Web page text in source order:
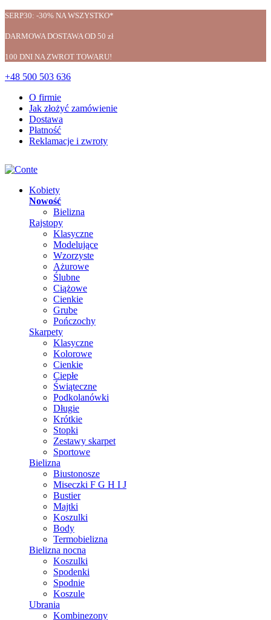
SERP30: -30% NA WSZYSTKO*
DARMOWA DOSTAWA OD 50 zł
100 DNI NA ZWROT TOWARU!
+48 500 503 636
O firmie
Jak złożyć zamówienie
Dostawa
Płatność
Reklamacje i zwroty
Kobiety
Nowość
Bielizna
Rajstopy
Klasyczne
Modelujące
Wzorzyste
Ażurowe
Ślubne
Ciążowe
Cienkie
Grube
Pończochy
Skarpety
Klasyczne
Kolorowe
Cienkie
Ciepłe
Świąteczne
Podkolanówki
Długie
Krótkie
Stopki
Zestawy skarpet
Sportowe
Bielizna
Biustonosze
Miseczki F G H I J
Bustier
Majtki
Koszulki
Body
Termobielizna
Bielizna nocna
Koszulki
Spodenki
Spodnie
Koszule
Ubrania
Kombinezony